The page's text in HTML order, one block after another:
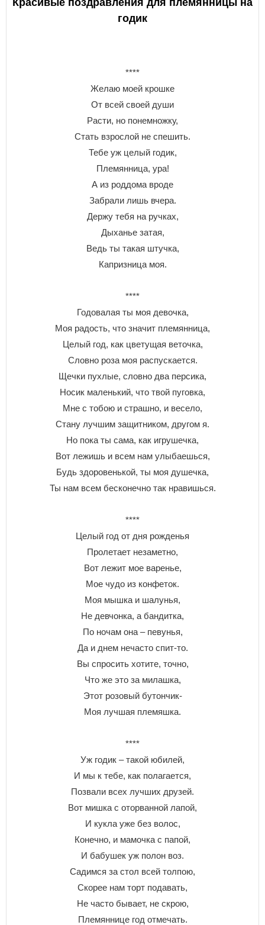
Красивые поздравления для племянницы на
годик
****
Желаю моей крошке
От всей своей души
Расти, но понемножку,
Стать взрослой не спешить.
Тебе уж целый годик,
Племянница, ура!
А из роддома вроде
Забрали лишь вчера.
Держу тебя на ручках,
Дыханье затая,
Ведь ты такая штучка,
Капризница моя.
****
Годовалая ты моя девочка,
Моя радость, что значит племянница,
Целый год, как цветущая веточка,
Словно роза моя распускается.
Щечки пухлые, словно два персика,
Носик маленький, что твой пуговка,
Мне с тобою и страшно, и весело,
Стану лучшим защитником, другом я.
Но пока ты сама, как игрушечка,
Вот лежишь и всем нам улыбаешься,
Будь здоровенькой, ты моя душечка,
Ты нам всем бесконечно так нравишься.
****
Целый год от дня рожденья
Пролетает незаметно,
Вот лежит мое варенье,
Мое чудо из конфеток.
Моя мышка и шалунья,
Не девчонка, а бандитка,
По ночам она – певунья,
Да и днем нечасто спит-то.
Вы спросить хотите, точно,
Что же это за милашка,
Этот розовый бутончик-
Моя лучшая племяшка.
****
Уж годик – такой юбилей,
И мы к тебе, как полагается,
Позвали всех лучших друзей.
Вот мишка с оторванной лапой,
И кукла уже без волос,
Конечно, и мамочка с папой,
И бабушек уж полон воз.
Садимся за стол всей толпою,
Скорее нам торт подавать,
Не часто бывает, не скрою,
Племяннице год отмечать.